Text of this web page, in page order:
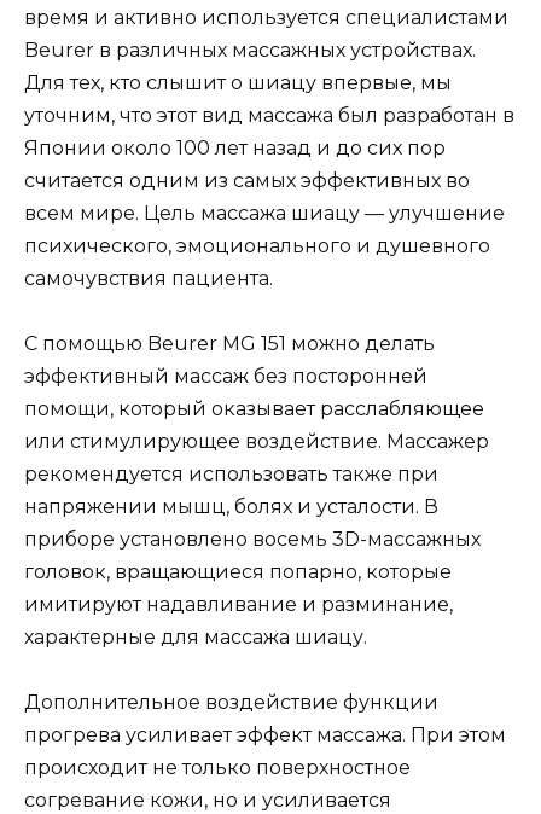
время и активно используется специалистами
Beurer в различных массажных устройствах.
Для тех, кто слышит о шиацу впервые, мы
уточним, что этот вид массажа был разработан в
Японии около 100 лет назад и до сих пор
считается одним из самых эффективных во
всем мире. Цель массажа шиацу — улучшение
психического, эмоционального и душевного
самочувствия пациента.
С помощью Beurer MG 151 можно делать
эффективный массаж без посторонней
помощи, который оказывает расслабляющее
или стимулирующее воздействие. Массажер
рекомендуется использовать также при
напряжении мышц, болях и усталости. В
приборе установлено восемь 3D-массажных
головок, вращающиеся попарно, которые
имитируют надавливание и разминание,
характерные для массажа шиацу.
Дополнительное воздействие функции
прогрева усиливает эффект массажа. При этом
происходит не только поверхностное
согревание кожи, но и усиливается